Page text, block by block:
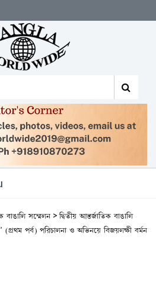
বাঙালি সম্মেলন > দ্বিতীয় আন্তর্জাতিক বাঙালি
(প্রথম পর্ব) পরিচালনা ও অভিনয়ে বিজয়লক্ষী বর্মন